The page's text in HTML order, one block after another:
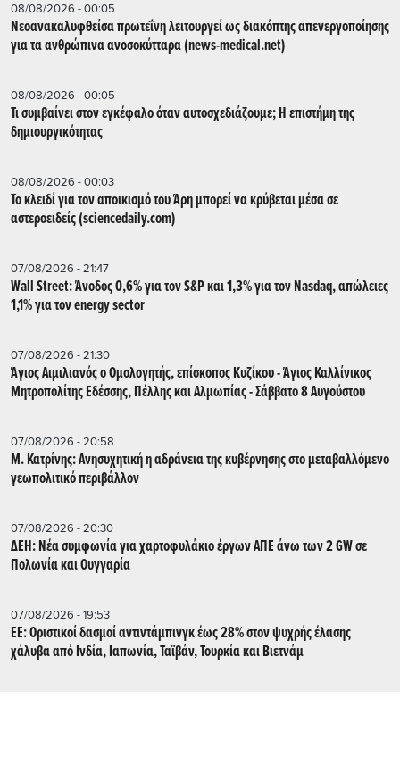
08/08/2026 - 00:05
Νεοανακαλυφθείσα πρωτεΐνη λειτουργεί ως διακόπτης απενεργοποίησης
για τα ανθρώπινα ανοσοκύτταρα (news-medical.net)
08/08/2026 - 00:05
Τι συμβαίνει στον εγκέφαλο όταν αυτοσχεδιάζουμε; Η επιστήμη της
δημιουργικότητας
08/08/2026 - 00:03
Το κλειδί για τον αποικισμό του Άρη μπορεί να κρύβεται μέσα σε
αστεροειδείς (sciencedaily.com)
07/08/2026 - 21:47
Wall Street: Άνοδος 0,6% για τον S&P και 1,3% για τον Nasdaq, απώλειες
1,1% για τον energy sector
07/08/2026 - 21:30
Άγιος Αιμιλιανός ο Ομολογητής, επίσκοπος Κυζίκου - Άγιος Καλλίνικος
Μητροπολίτης Εδέσσης, Πέλλης και Αλμωπίας - Σάββατο 8 Αυγούστου
07/08/2026 - 20:58
Μ. Κατρίνης: Ανησυχητική η αδράνεια της κυβέρνησης στο μεταβαλλόμενο
γεωπολιτικό περιβάλλον
07/08/2026 - 20:30
ΔΕΗ: Νέα συμφωνία για χαρτοφυλάκιο έργων ΑΠΕ άνω των 2 GW σε
Πολωνία και Ουγγαρία
07/08/2026 - 19:53
ΕΕ: Οριστικοί δασμοί αντιντάμπινγκ έως 28% στον ψυχρής έλασης
χάλυβα από Ινδία, Ιαπωνία, Ταϊβάν, Τουρκία και Βιετνάμ